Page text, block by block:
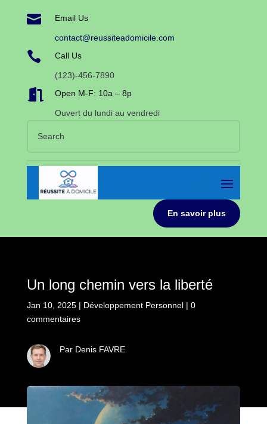
 Email Us
contact@reussiteadomicile.com
 Call Us
(123)-456-7890
 Open M-F: 10a – 8p
Ouvert du lundi au vendredi
En savoir plus
Un long chemin vers la liberté
Jan 10, 2025| Développement Personnel| 0
commentaires
Par Denis FAVRE